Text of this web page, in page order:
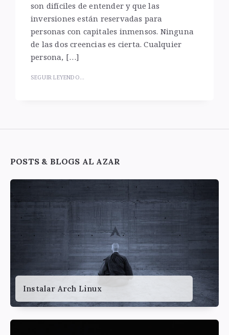
son difíciles de entender y que las
inversiones están reservadas para
personas con capitales inmensos. Ninguna
de las dos creencias es cierta. Cualquier
persona, […]
SEGUIR LEYENDO...
Widgets
POSTS & BLOGS AL AZAR
Instalar Arch Linux